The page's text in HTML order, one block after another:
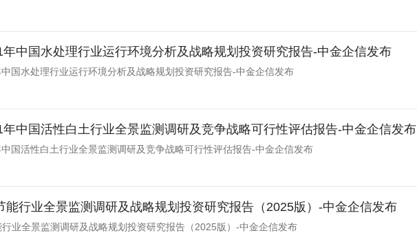
年中国水处理行业运行环境分析及战略规划投资研究报告-中金企信发布
国水处理行业运行环境分析及战略规划投资研究报告-中金企信发布
年中国活性白土行业全景监测调研及竞争战略可行性评估报告-中金企信发布
国活性白土行业全景监测调研及竞争战略可行性评估报告-中金企信发布
能行业全景监测调研及战略规划投资研究报告（2025版）-中金企信发布
业全景监测调研及战略规划投资研究报告（2025版）-中金企信发布